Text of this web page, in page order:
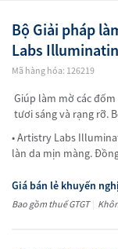
Bộ Giải pháp
Labs
Mã hàng hóa: 126219
Giúp làm mờ các
tươi sáng và rạng rỡ.
• Artistry Labs
làn da mịn màng.
Giá bán lẻ khuyến
Bao gồm thuế GTGT|